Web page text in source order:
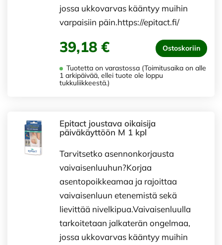
jossa ukkovarvas kääntyy muihin
varpaisiin päin.https://epitact.fi/
39,18 € Ostoskoriin
Tuotetta on varastossa (Toimitusaika on alle
1 arkipäivää, ellei tuote ole loppu
tukkuliikkeestä.)
Epitact joustava oikaisija
päiväkäyttöön M 1 kpl
Tarvitsetko asennonkorjausta
vaivaisenluuhun?Korjaa
asentopoikkeamaa ja rajoittaa
vaivaisenluun etenemistä sekä
lievittää nivelkipua.Vaivaisenluulla
tarkoitetaan jalkaterän ongelmaa,
jossa ukkovarvas kääntyy muihin